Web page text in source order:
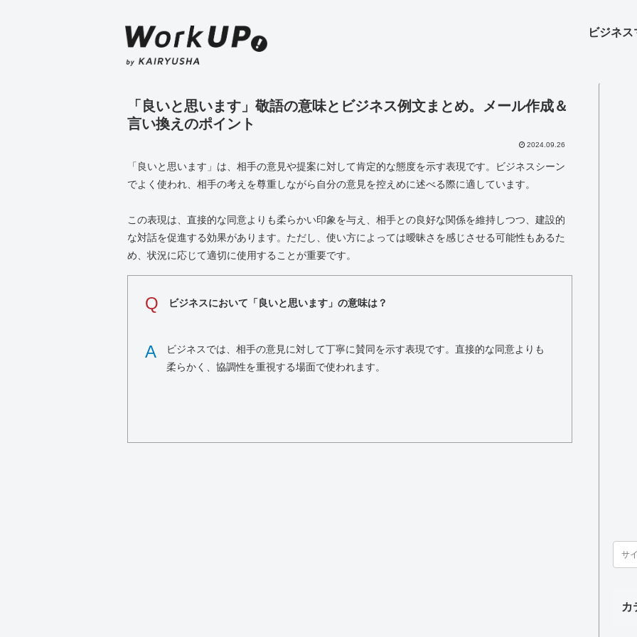
ビジネ
「良いと思います」敬語の意味とビジネス例文まとめ。メール作成＆
言い換えのポイント
2024.09.26
「良いと思います」は、相手の意見や提案に対して肯定的な態度を示す表現です。ビジネスシーン
でよく使われ、相手の考えを尊重しながら自分の意見を控えめに述べる際に適しています。
この表現は、直接的な同意よりも柔らかい印象を与え、相手との良好な関係を維持しつつ、建設的
な対話を促進する効果があります。ただし、使い方によっては曖昧さを感じさせる可能性もあるた
め、状況に応じて適切に使用することが重要です。
Q ビジネスにおいて「良いと思います」の意味は？
A
ビジネスでは、相手の意見に対して丁寧に賛同を示す表現です。直接的な同意よりも
柔らかく、協調性を重視する場面で使われます。
カ